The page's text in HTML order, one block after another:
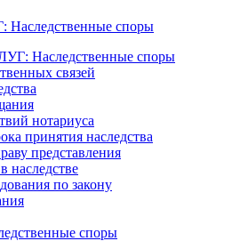
Наследственные споры
связей
нотариуса
принятия наследства
представления
наследстве
по закону
споры